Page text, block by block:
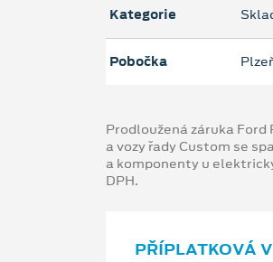
Kategorie
Pobočka
Prodloužená záruka
a vozy řady Custom se
a komponenty u
DPH.
PŘÍPLATKOVÁ